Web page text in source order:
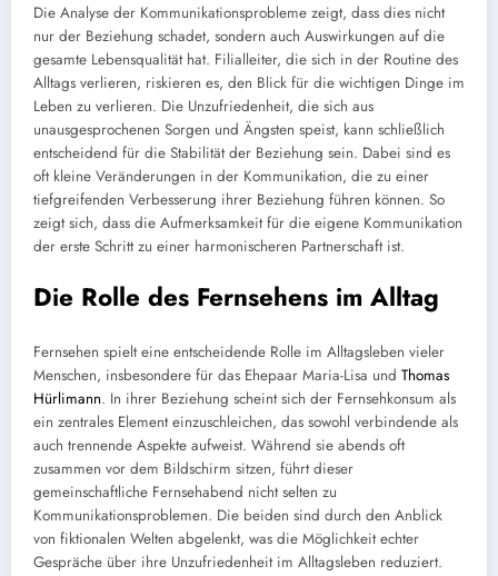
Die Analyse der Kommunikationsprobleme zeigt, dass dies nicht
nur der Beziehung schadet, sondern auch Auswirkungen auf die
gesamte Lebensqualität hat. Filialleiter, die sich in der Routine des
Alltags verlieren, riskieren es, den Blick für die wichtigen Dinge im
Leben zu verlieren. Die Unzufriedenheit, die sich aus
unausgesprochenen Sorgen und Ängsten speist, kann schließlich
entscheidend für die Stabilität der Beziehung sein. Dabei sind es
oft kleine Veränderungen in der Kommunikation, die zu einer
tiefgreifenden Verbesserung ihrer Beziehung führen können. So
zeigt sich, dass die Aufmerksamkeit für die eigene Kommunikation
der erste Schritt zu einer harmonischeren Partnerschaft ist.
Die Rolle des Fernsehens im Alltag
Fernsehen spielt eine entscheidende Rolle im Alltagsleben vieler
Menschen, insbesondere für das Ehepaar Maria-Lisa und Thomas
Hürlimann. In ihrer Beziehung scheint sich der Fernsehkonsum als
ein zentrales Element einzuschleichen, das sowohl verbindende als
auch trennende Aspekte aufweist. Während sie abends oft
zusammen vor dem Bildschirm sitzen, führt dieser
gemeinschaftliche Fernsehabend nicht selten zu
Kommunikationsproblemen. Die beiden sind durch den Anblick
von fiktionalen Welten abgelenkt, was die Möglichkeit echter
Gespräche über ihre Unzufriedenheit im Alltagsleben reduziert.